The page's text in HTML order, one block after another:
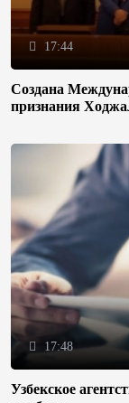
17:44
Создана
признания
17:48
Узбекское